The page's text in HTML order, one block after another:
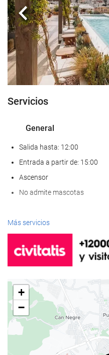
Anterior
Servicios
General
Salida hasta: 12:00
Entrada a partir de: 15:00
Ascensor
No admite mascotas
Servicios de recepción
Guardaequipaje
Comida y bebida
Restaurante a la carta
Acceso a Internet
Wifi gratis
Más servicios
+
−